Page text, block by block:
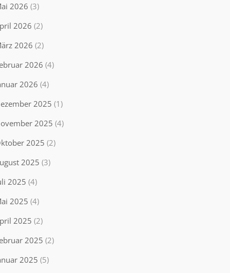
2026 (3)
2026 (2)
2026 (2)
2026 (4)
2026 (4)
2025 (1)
2025 (4)
2025 (2)
2025 (3)
2025 (4)
2025 (4)
2025 (2)
2025 (2)
2025 (5)